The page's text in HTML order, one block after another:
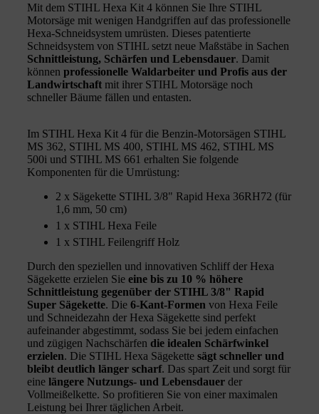
Mit dem STIHL Hexa Kit 4 können Sie Ihre STIHL
Motorsäge mit wenigen Handgriffen auf das professionelle
Hexa-Schneidsystem umrüsten. Dieses patentierte
Schneidsystem von STIHL setzt neue Maßstäbe in Sachen
Schnittleistung, Schärfen und Lebensdauer. Damit
können professionelle Waldarbeiter und Profis aus der
Landwirtschaft mit ihrer STIHL Motorsäge noch
schneller Bäume fällen und entasten.
Im STIHL Hexa Kit 4 für die Benzin-Motorsägen STIHL
MS 362, STIHL MS 400, STIHL MS 462, STIHL MS
500i und STIHL MS 661 erhalten Sie folgende
Komponenten für die Umrüstung:
2 x Sägekette STIHL 3/8" Rapid Hexa 36RH72 (für
1,6 mm, 50 cm)
1 x STIHL Hexa Feile
1 x STIHL Feilengriff Holz
Durch den speziellen und innovativen Schliff der Hexa
Sägekette erzielen Sie eine bis zu 10 % höhere
Schnittleistung gegenüber der STIHL 3/8" Rapid
Super Sägekette. Die 6-Kant-Formen von Hexa Feile
und Schneidezahn der Hexa Sägekette sind perfekt
aufeinander abgestimmt, sodass Sie bei jedem einfachen
und zügigen Nachschärfen die idealen Schärfwinkel
erzielen. Die STIHL Hexa Sägekette sägt schneller und
bleibt deutlich länger scharf. Das spart Zeit und sorgt für
eine längere Nutzungs- und Lebensdauer der
Vollmeißelkette. So profitieren Sie von einer maximalen
Leistung bei Ihrer täglichen Arbeit.